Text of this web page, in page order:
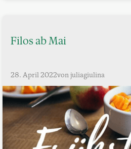
Filos ab Mai
28. April 2022von juliagiulina